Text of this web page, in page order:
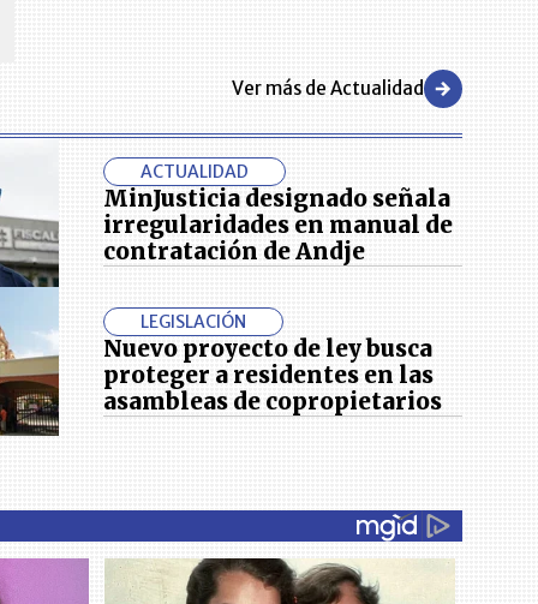
Ver más de Actualidad
ACTUALIDAD
MinJusticia designado señala
irregularidades en manual de
contratación de Andje
LEGISLACIÓN
Nuevo proyecto de ley busca
proteger a residentes en las
asambleas de copropietarios